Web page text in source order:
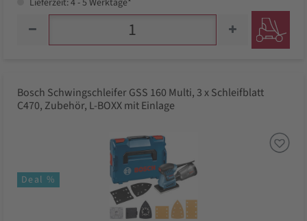
Lieferzeit: 4 - 5 Werktage*
Bosch Schwingschleifer GSS 160 Multi, 3 x Schleifblatt
C470, Zubehör, L-BOXX mit Einlage
Deal %